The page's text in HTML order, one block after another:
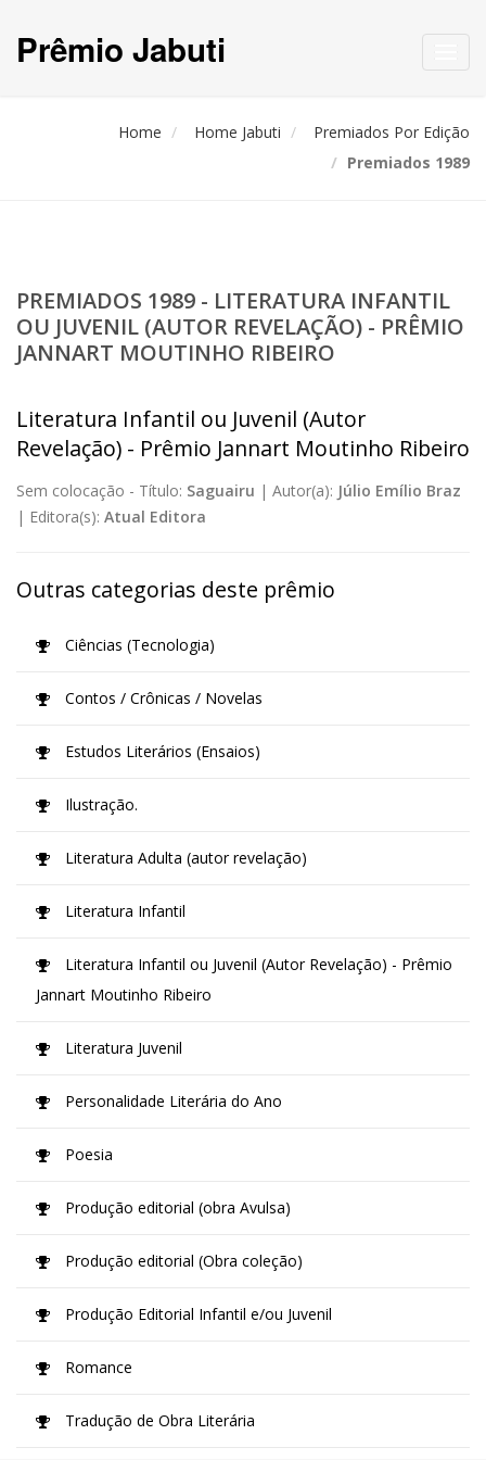
Prêmio Jabuti
Home Home Jabuti
Premiados Por Edição
Premiados 1989
PREMIADOS 1989 - LITERATURA INFANTIL
OU JUVENIL (AUTOR REVELAÇÃO) - PRÊMIO
JANNART MOUTINHO RIBEIRO
Literatura Infantil ou Juvenil (Autor
Revelação) - Prêmio Jannart Moutinho Ribeiro
Sem colocação - Título: Saguairu | Autor(a): Júlio Emílio Braz
| Editora(s): Atual Editora
Outras categorias deste prêmio
Ciências (Tecnologia)
Contos / Crônicas / Novelas
Estudos Literários (Ensaios)
Ilustração.
Literatura Adulta (autor revelação)
Literatura Infantil
Literatura Infantil ou Juvenil (Autor Revelação) - Prêmio
Jannart Moutinho Ribeiro
Literatura Juvenil
Personalidade Literária do Ano
Poesia
Produção editorial (obra Avulsa)
Produção editorial (Obra coleção)
Produção Editorial Infantil e/ou Juvenil
Romance
Tradução de Obra Literária